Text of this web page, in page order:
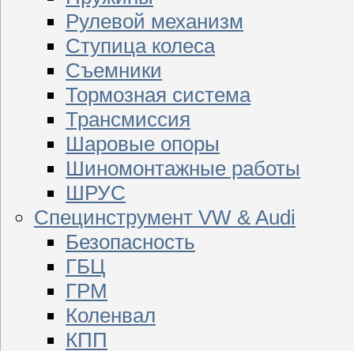
Рулевой механизм
Ступица колеса
Съемники
Тормозная система
Трансмиссия
Шаровые опоры
Шиномонтажные работы
ШРУС
Специнструмент VW & Audi
Безопасность
ГБЦ
ГРМ
Коленвал
КПП